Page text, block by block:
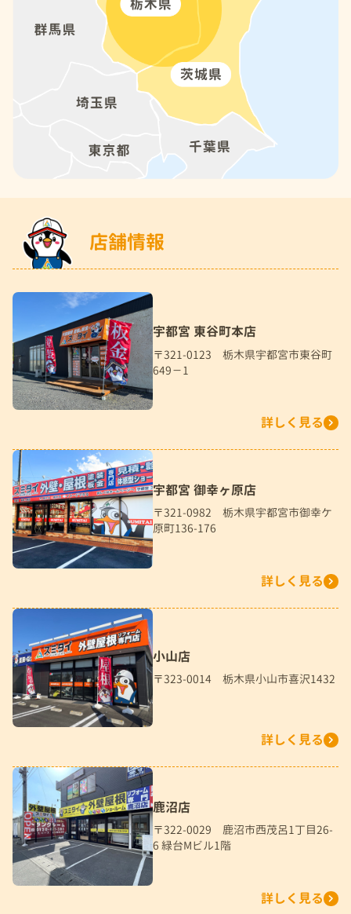
店舗情報
宇都宮 東谷町本店
〒321-0123 栃木県宇都宮市東谷町
649－1
詳しく見る
宇都宮 御幸ヶ原店
〒321-0982 栃木県宇都宮市御幸ケ
原町136-176
詳しく見る
小山店
〒323-0014 栃木県小山市喜沢1432
詳しく見る
鹿沼店
〒322-0029 鹿沼市西茂呂1丁目26-
6 緑台Mビル1階
詳しく見る